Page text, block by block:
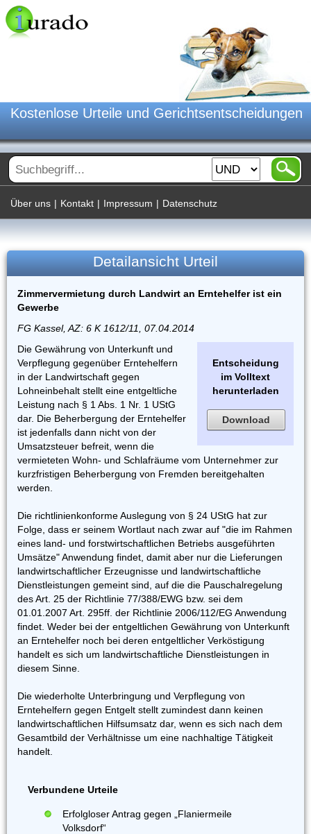
Kostenlose Urteile und Gerichtsentscheidungen
Über uns | Kontakt | Impressum | Datenschutz
Detailansicht Urteil
Zimmervermietung durch Landwirt an Erntehelfer ist ein
Gewerbe
FG Kassel, AZ: 6 K 1612/11, 07.04.2014
Entscheidung
im Volltext
herunterladen
Download
Die Gewährung von Unterkunft und
Verpflegung gegenüber Erntehelfern
in der Landwirtschaft gegen
Lohneinbehalt stellt eine entgeltliche
Leistung nach § 1 Abs. 1 Nr. 1 UStG
dar. Die Beherbergung der Erntehelfer
ist jedenfalls dann nicht von der
Umsatzsteuer befreit, wenn die
vermieteten Wohn- und Schlafräume vom Unternehmer zur
kurzfristigen Beherbergung von Fremden bereitgehalten
werden.
Die richtlinienkonforme Auslegung von § 24 UStG hat zur
Folge, dass er seinem Wortlaut nach zwar auf "die im Rahmen
eines land- und forstwirtschaftlichen Betriebs ausgeführten
Umsätze" Anwendung findet, damit aber nur die Lieferungen
landwirtschaftlicher Erzeugnisse und landwirtschaftliche
Dienstleistungen gemeint sind, auf die die Pauschalregelung
des Art. 25 der Richtlinie 77/388/EWG bzw. sei dem
01.01.2007 Art. 295ff. der Richtlinie 2006/112/EG Anwendung
findet. Weder bei der entgeltlichen Gewährung von Unterkunft
an Erntehelfer noch bei deren entgeltlicher Verköstigung
handelt es sich um landwirtschaftliche Dienstleistungen in
diesem Sinne.
Die wiederholte Unterbringung und Verpflegung von
Erntehelfern gegen Entgelt stellt zumindest dann keinen
landwirtschaftlichen Hilfsumsatz dar, wenn es sich nach dem
Gesamtbild der Verhältnisse um eine nachhaltige Tätigkeit
handelt.
Verbundene Urteile
Erfolgloser Antrag gegen „Flaniermeile
Volksdorf“